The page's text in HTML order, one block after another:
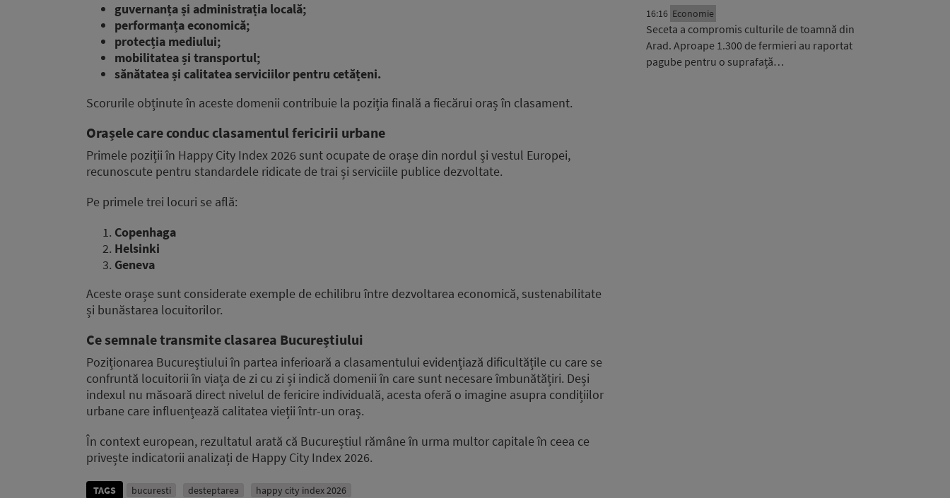
guvernanța și administrația locală;
performanța economică;
protecția mediului;
mobilitatea și transportul;
sănătatea și calitatea serviciilor pentru cetățeni.
Scorurile obținute în aceste domenii contribuie la poziția finală a fiecărui oraș în clasament.
Orașele care conduc clasamentul fericirii urbane
Primele poziții în Happy City Index 2026 sunt ocupate de orașe din nordul și vestul Europei,
recunoscute pentru standardele ridicate de trai și serviciile publice dezvoltate.
Pe primele trei locuri se află:
Copenhaga
Helsinki
Geneva
Aceste orașe sunt considerate exemple de echilibru între dezvoltarea economică, sustenabilitate
și bunăstarea locuitorilor.
Ce semnale transmite clasarea Bucureștiului
Poziționarea Bucureștiului în partea inferioară a clasamentului evidențiază dificultățile cu care se
confruntă locuitorii în viața de zi cu zi și indică domenii în care sunt necesare îmbunătățiri. Deși
indexul nu măsoară direct nivelul de fericire individuală, acesta oferă o imagine asupra condițiilor
urbane care influențează calitatea vieții într-un oraș.
În context european, rezultatul arată că Bucureștiul rămâne în urma multor capitale în ceea ce
privește indicatorii analizați de Happy City Index 2026.
TAGS bucuresti desteptarea happy city index 2026
16:16 Economie
Seceta a compromis culturile de toamnă din
Arad. Aproape 1.300 de fermieri au raportat
pagube pentru o suprafață…